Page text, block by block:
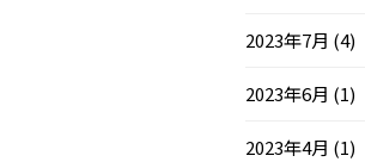
2023年7月 (4)
2023年6月 (1)
2023年4月 (1)